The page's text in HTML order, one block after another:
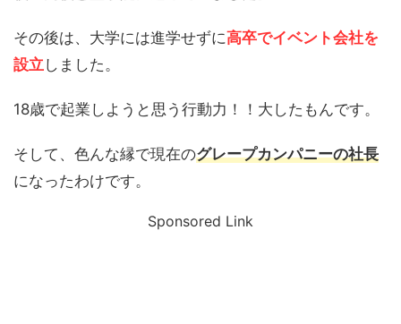
その後は、大学には進学せずに高卒でイベント会社を
設立しました。
18歳で起業しようと思う行動力！！大したもんです。
そして、色んな縁で現在のグレープカンパニーの社長
になったわけです。
Sponsored Link